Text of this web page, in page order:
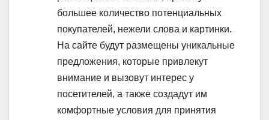
большее количество потенциальных
покупателей, нежели слова и картинки.
На сайте будут размещены уникальные
предложения, которые привлекут
внимание и вызовут интерес у
посетителей, а также создадут им
комфортные условия для принятия